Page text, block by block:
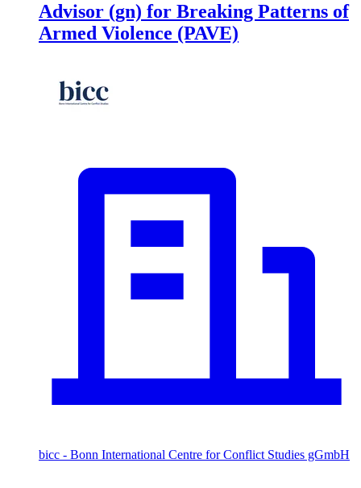
Advisor (gn) for Breaking Patterns of
Armed Violence (PAVE)
bicc - Bonn International Centre for Conflict Studies gGmbH